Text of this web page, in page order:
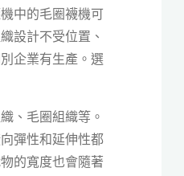
中的毛圈襪機可
設計不受位置、
企業有生產。選
、毛圈組織等。
彈性和延伸性都
的寬度也會隨著